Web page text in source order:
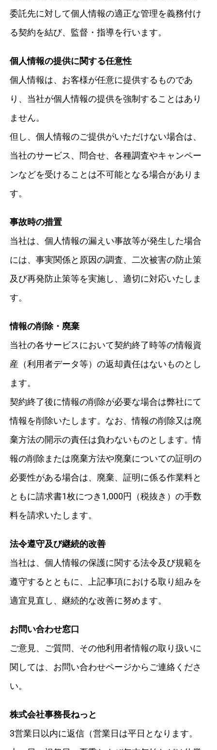
委託先に対して個人情報の適正な管理を義務付け
る契約を結び、監督・指導を行います。
個人情報の提供に関する任意性
個人情報は、お客様が任意に提供するものであ
り、当社が個人情報の提供を強制することはあり
ません。
但し、個人情報のご提供がいただけない場合は、
当社のサービス、問合せ、各種調査やキャンペー
ンなどを受けることは不可能となる場合がありま
す。
事故時の措置
当社は、個人情報の漏えい事故等が発生した場合
には、事実関係と原因の調査、二次被害の防止策
及び再発防止策等を実施し、適切に対応いたしま
す。
情報の削除・廃棄
当社の各サービスにおいて契約終了時等の情報資
産（利用者データ等）の返却責任はないものとし
ます。
契約終了後に情報の削除が必要な場合は弊社にて
情報を削除いたします。なお、情報の削除又は廃
棄方法の開示の責任は負わないものとします。情
報の削除または廃棄方法や廃棄についての証明の
必要性がある場合は、廃棄、証明に係る作業料と
ともに請求書1枚につき1,000円（税抜き）の手数
料を請求いたします。
法令遵守及び継続的改善
当社は、個人情報の保護に関する法令及び規範を
遵守するとともに、上記事項における取り組みを
適宜見直し、継続的な改善に努めます。
お問い合わせ窓口
ご意見、ご質問、その他利用者情報の取り扱いに
関しては、お問い合わせページからご連絡くださ
い。
株式会社事務長ねっと
3営業日以内に返信（営業日は平日となります。